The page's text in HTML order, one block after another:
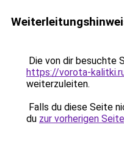
Die von dir besuchte
https://vorota-
weiterzuleiten.
Falls du diese Seite
du zur vorherigen